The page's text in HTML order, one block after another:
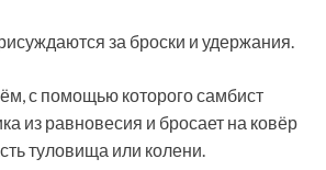
за броски и удержания.
с помощью которого самбист
из равновесия и бросает на ковёр
туловища или колени.